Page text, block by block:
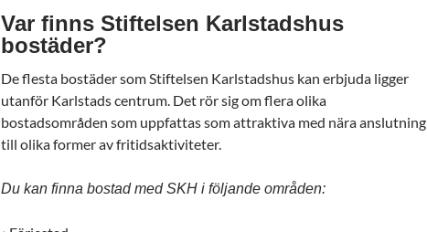
Var finns Stiftelsen Karlstadshus
bostäder?
De flesta bostäder som Stiftelsen Karlstadshus kan erbjuda ligger
utanför Karlstads centrum. Det rör sig om flera olika
bostadsområden som uppfattas som attraktiva med nära anslutning
till olika former av fritidsaktiviteter.
Du kan finna bostad med SKH i följande områden: